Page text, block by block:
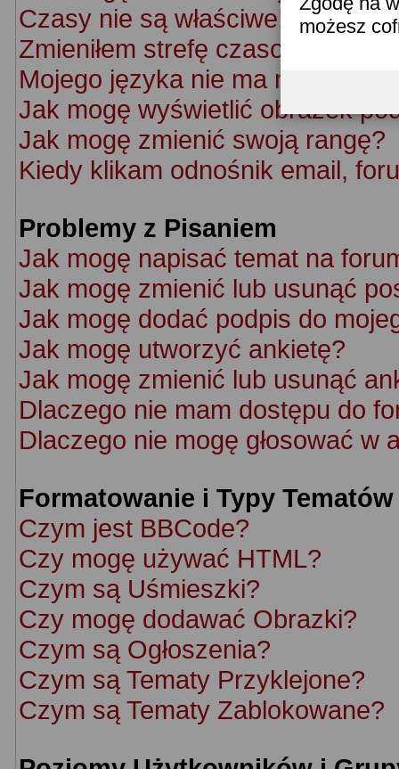
możesz
Czasy nie są właściwe!
Zmieniłem strefę czasową ale
Mojego języka nie ma na liście!
Jak mogę wyświetlić obrazek
Jak mogę zmienić swoją rangę?
Kiedy klikam odnośnik email,
Problemy z Pisaniem
Jak mogę napisać temat na
Jak mogę zmienić lub usunąć
Jak mogę dodać podpis do
Jak mogę utworzyć ankietę?
Jak mogę zmienić lub usunąć
Dlaczego nie mam dostępu do
Dlaczego nie mogę głosować w
Formatowanie i Typy Tematów
Czym jest BBCode?
Czy mogę używać HTML?
Czym są Uśmieszki?
Czy mogę dodawać Obrazki?
Czym są Ogłoszenia?
Czym są Tematy Przyklejone?
Czym są Tematy Zablokowane?